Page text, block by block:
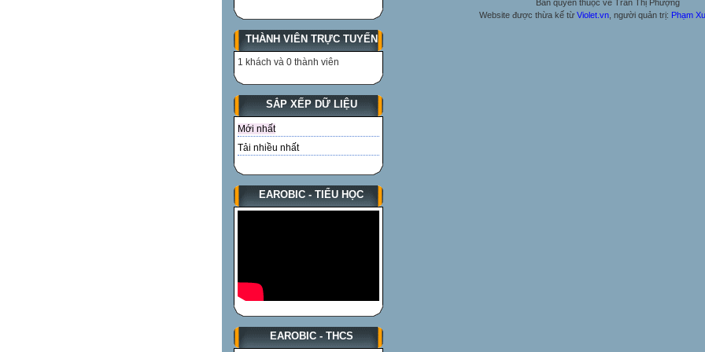
THÀNH VIÊN TRỰC TUYẾN
1 khách và 0 thành viên
SẮP XẾP DỮ LIỆU
Mới nhất
Tải nhiều nhất
EAROBIC - TIỂU HỌC
EAROBIC - THCS
Bản quyền thuộc về Trần Thị Phượng
Website được thừa kế từ Violet.vn, người quản trị: Phạm